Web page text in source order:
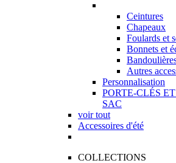
Ceintures
Chapeaux
Foulards et
Bonnets et
Autres
Personnalisation
PORTE-CLÉS
SAC
voir tout
Accessoires d'été
COLLECTIONS